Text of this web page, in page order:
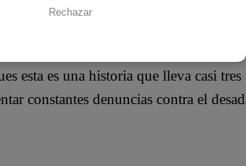
Walter Luis Huamán Crisóstomo,
esta es una historia que lleva casi
constantes denuncias contra el
Rechazar